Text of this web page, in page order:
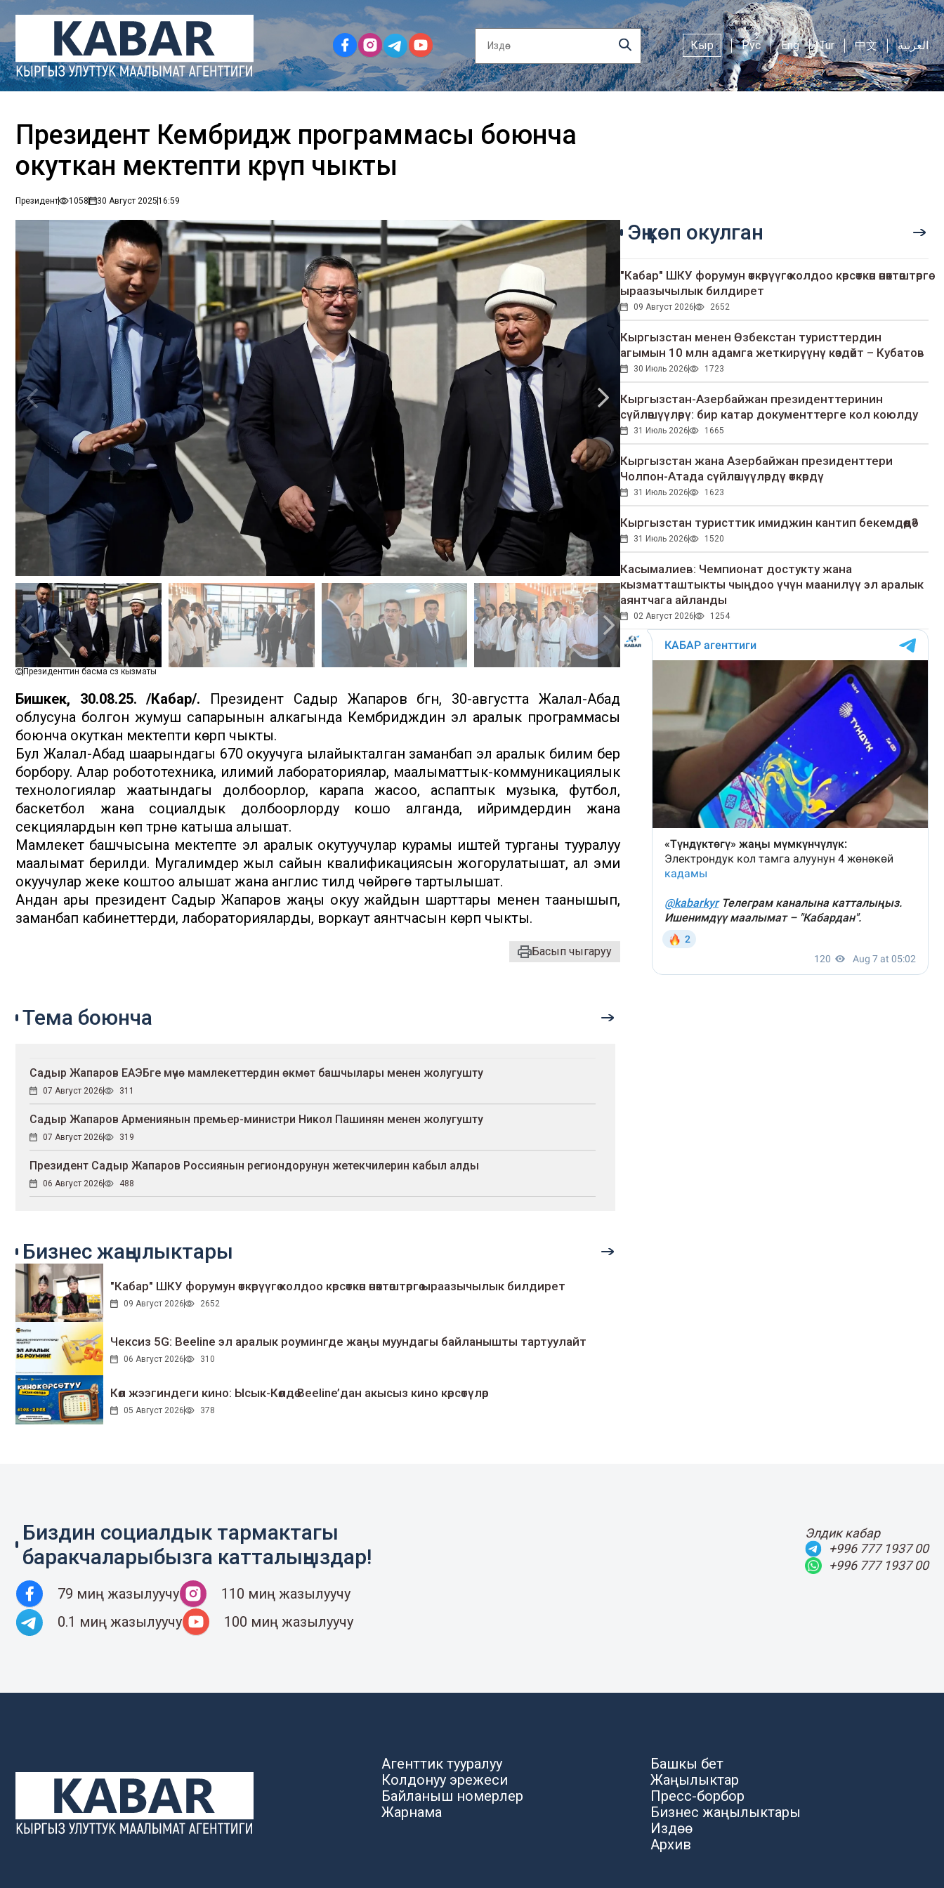
Кыр Рус Eng Tur 中文 العربية
Президент Кембридж программасы боюнча
окуткан мектепти көрүп чыкты
Президент 1058 30 Август 202516:59
Президенттин басма сөз кызматы
Бишкек, 30.08.25. /Кабар/. Президент Садыр Жапаров бүгүн, 30-августта Жалал-Абад
облусуна болгон жумуш сапарынын алкагында Кембридждин эл аралык программасы
боюнча окуткан мектепти көрүп чыкты.
Бул Жалал-Абад шаарындагы 670 окуучуга ылайыкталган заманбап эл аралык билим берүү
борбору. Алар робототехника, илимий лабораториялар, маалыматтык-коммуникациялык
технологиялар жаатындагы долбоорлор, карапа жасоо, аспаптык музыка, футбол,
баскетбол жана социалдык долбоорлорду кошо алганда, ийримдердин жана
секциялардын көп түрүнө катыша алышат.
Мамлекет башчысына мектепте эл аралык окутуучулар курамы иштей турганы тууралуу
маалымат берилди. Мугалимдер жыл сайын квалификациясын жогорулатышат, ал эми
окуучулар жеке коштоо алышат жана англис тилдүү чөйрөгө тартылышат.
Андан ары президент Садыр Жапаров жаңы окуу жайдын шарттары менен таанышып,
заманбап кабинеттерди, лабораторияларды, воркаут аянтчасын көрүп чыкты.
Басып чыгаруу
Эң көп окулган
"Кабар" ШКУ форумун өткөрүүгө колдоо көрсөткөн өнөктөштөргө
ыраазычылык билдирет
09 Август 2026 2652
Кыргызстан менен Өзбекстан туристтердин
агымын 10 млн адамга жеткирүүнү көздөйт – Кубатов
30 Июль 2026 1723
Кыргызстан-Азербайжан президенттеринин
сүйлөшүүлөрү: бир катар документтерге кол коюлду
31 Июль 2026 1665
Кыргызстан жана Азербайжан президенттери
Чолпон-Атада сүйлөшүүлөрдү өткөрдү
31 Июль 2026 1623
Кыргызстан туристтик имиджин кантип бекемдөөдө?
31 Июль 2026 1520
Касымалиев: Чемпионат достукту жана
кызматташтыкты чыңдоо үчүн маанилүү эл аралык
аянтчага айланды
02 Август 2026 1254
Тема боюнча
Садыр Жапаров ЕАЭБге мүчө мамлекеттердин өкмөт башчылары менен жолугушту
07 Август 2026 311
Садыр Жапаров Армениянын премьер-министри Никол Пашинян менен жолугушту
07 Август 2026 319
Президент Садыр Жапаров Россиянын региондорунун жетекчилерин кабыл алды
06 Август 2026 488
Бизнес жаңылыктары
"Кабар" ШКУ форумун өткөрүүгө колдоо көрсөткөн өнөктөштөргө ыраазычылык билдирет
09 Август 2026 2652
Чексиз 5G: Beeline эл аралык роумингде жаңы муундагы байланышты тартуулайт
06 Август 2026 310
Көл жээгиндеги кино: Ысык-Көлдө Beeline’дан акысыз кино көрсөтүлөр
05 Август 2026 378
Биздин социалдык тармактагы
баракчаларыбызга катталыңыздар!
79 миң жазылуучу
110 миң жазылуучу
0.1 миң жазылуучу
100 миң жазылуучу
Элдик кабар
+996 777 1937 00
+996 777 1937 00
Агенттик тууралуу
Колдонуу эрежеси
Байланыш номерлер
Жарнама
Башкы бет
Жаңылыктар
Пресс-борбор
Бизнес жаңылыктары
Издөө
Архив